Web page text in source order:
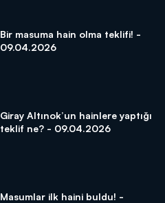
Bir masuma hain olma teklifi! -
09.04.2026
Giray Altınok’un hainlere yaptığı
teklif ne? - 09.04.2026
Masumlar ilk haini buldu! -